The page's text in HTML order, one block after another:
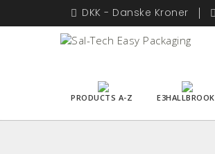
DKK - Danske Kroner
PRODUCTS A-Z E3HALLBROOK